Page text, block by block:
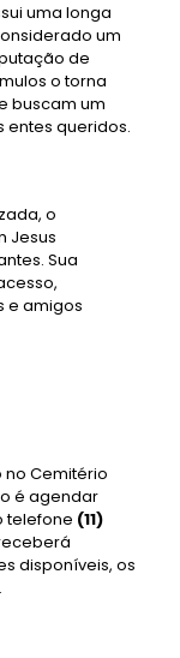
uma longa
um
de
o torna
buscam um
entes queridos.
o
Jesus
Sua
e amigos
Cemitério
é agendar
telefone (11)
disponíveis, os